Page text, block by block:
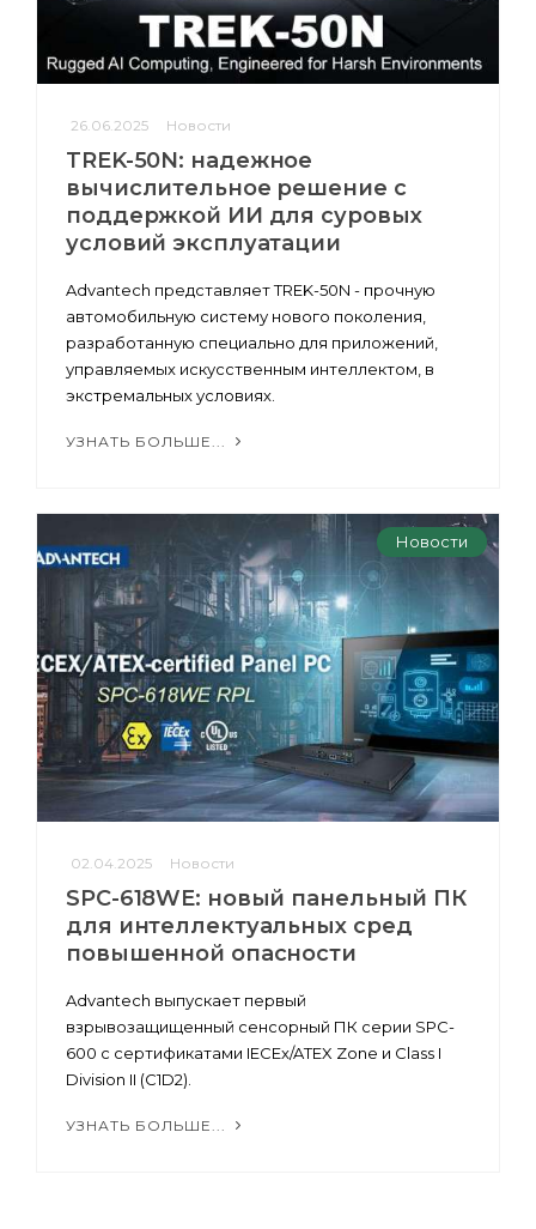
26.06.2025 Новости
TREK-50N: надежное
вычислительное решение с
поддержкой ИИ для суровых
условий эксплуатации
Advantech представляет TREK-50N - прочную
автомобильную систему нового поколения,
разработанную специально для приложений,
управляемых искусственным интеллектом, в
экстремальных условиях.
УЗНАТЬ БОЛЬШЕ...
Новости
02.04.2025 Новости
SPC-618WE: новый панельный ПК
для интеллектуальных сред
повышенной опасности
Advantech выпускает первый
взрывозащищенный сенсорный ПК серии SPC-
600 с сертификатами IECEx/ATEX Zone и Class I
Division II (C1D2).
УЗНАТЬ БОЛЬШЕ...